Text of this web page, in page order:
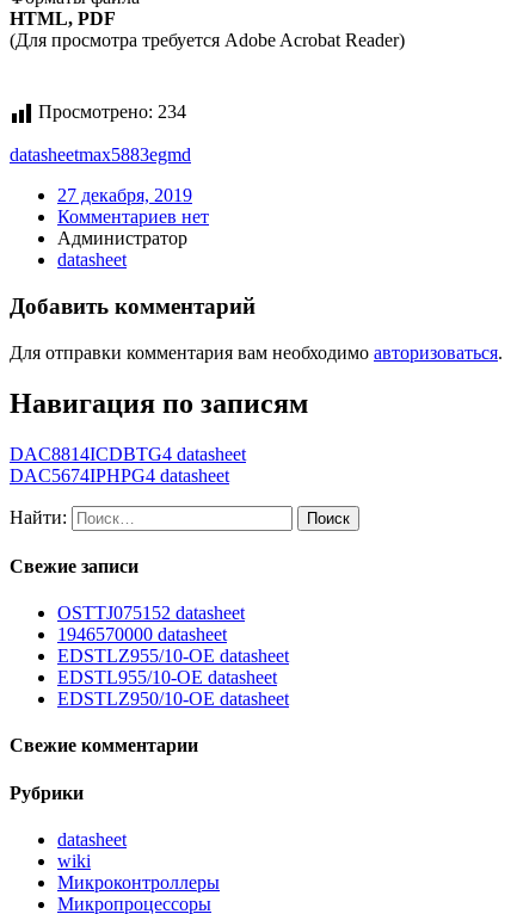
HTML, PDF
(Для просмотра требуется Adobe Acrobat Reader)
Просмотрено: 234
datasheetmax5883egmd
27 декабря, 2019
Комментариев нет
Администратор
datasheet
Добавить комментарий
Для отправки комментария вам необходимо авторизоваться.
Навигация по записям
DAC8814ICDBTG4 datasheet
DAC5674IPHPG4 datasheet
Найти:
Свежие записи
OSTTJ075152 datasheet
1946570000 datasheet
EDSTLZ955/10-OE datasheet
EDSTL955/10-OE datasheet
EDSTLZ950/10-OE datasheet
Свежие комментарии
Рубрики
datasheet
wiki
Микроконтроллеры
Микропроцессоры